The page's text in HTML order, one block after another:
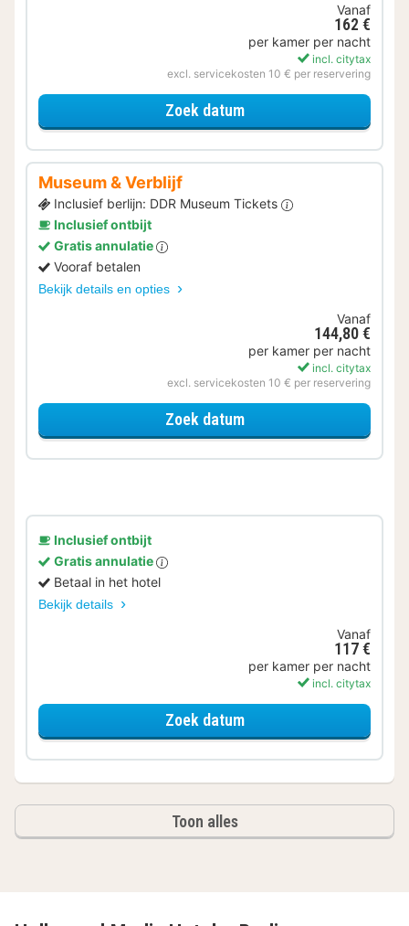
Vanaf
162 €
per kamer per nacht
incl. citytax
excl. servicekosten 10 € per reservering
Zoek datumvoor Varen & Ontdekken
Museum & Verblijf
Inclusief berlijn: DDR Museum Tickets
Inclusief ontbijt
Gratis annulatie
Vooraf betalen
Bekijk details en opties
Vanaf
144,80 €
per kamer per nacht
incl. citytax
excl. servicekosten 10 € per reservering
Zoek datumvoor Museum & Verblijf
Inclusief ontbijt
Gratis annulatie
Betaal in het hotel
Bekijk details
Vanaf
117 €
per kamer per nacht
incl. citytax
Zoek datumvoor Standaard Kamer
Toon alles